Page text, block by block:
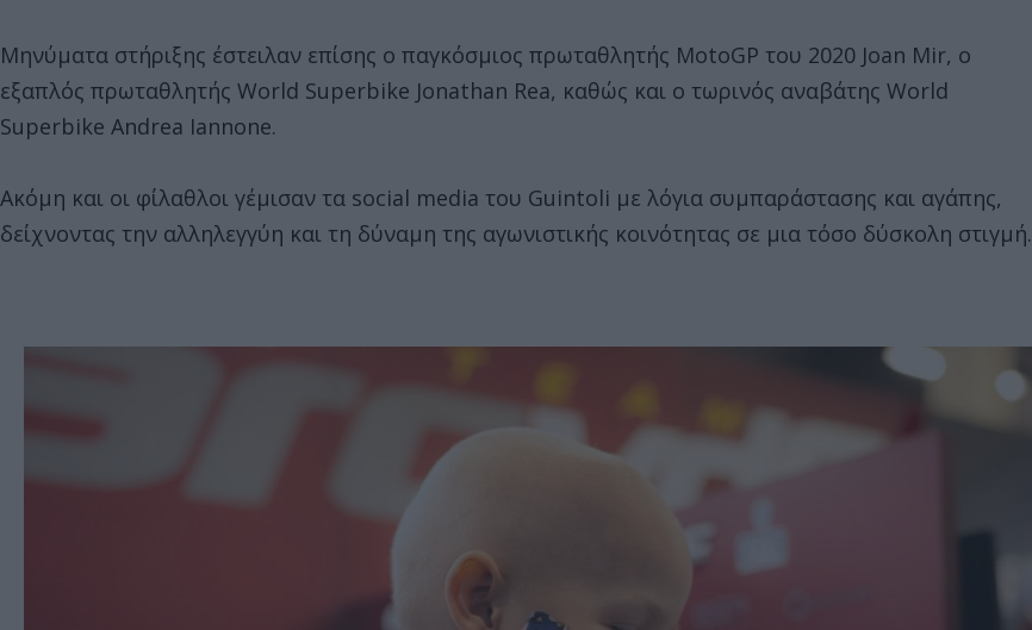
Μηνύματα στήριξης έστειλαν επίσης ο παγκόσμιος πρωταθλητής MotoGP του 2020 Joan Mir, ο
εξαπλός πρωταθλητής World Superbike Jonathan Rea, καθώς και ο τωρινός αναβάτης World
Superbike Andrea Iannone.
Ακόμη και οι φίλαθλοι γέμισαν τα social media του Guintoli με λόγια συμπαράστασης και αγάπης,
δείχνοντας την αλληλεγγύη και τη δύναμη της αγωνιστικής κοινότητας σε μια τόσο δύσκολη στιγμή.